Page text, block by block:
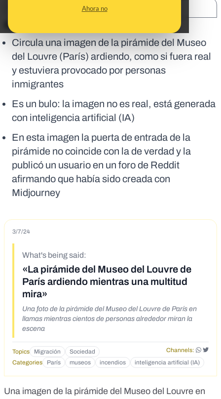
Ahora no
En corto:
Circula una imagen de la pirámide del Museo
del Louvre (París) ardiendo, como si fuera real
y estuviera provocado por personas
inmigrantes
Es un bulo: la imagen no es real, está generada
con inteligencia artificial (IA)
En esta imagen la puerta de entrada de la
pirámide no coincide con la de verdad y la
publicó un usuario en un foro de Reddit
afirmando que había sido creada con
Midjourney
3/7/24
What's being said:
«La pirámide del Museo del Louvre de
París ardiendo mientras una multitud
mira»
Una foto de la pirámide del Museo del Louvre de París en
llamas mientras cientos de personas alrededor miran la
escena
Topics Migración Sociedad
Channels:
Categories
París museos incendios inteligencia artificial (IA)
Una imagen de la pirámide del Museo del Louvre en